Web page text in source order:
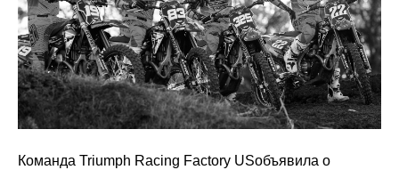
Команда Triumph Racing Factory USобъявила о